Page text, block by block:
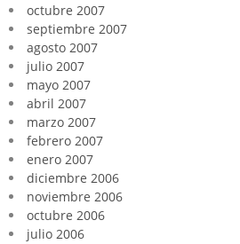
octubre 2007
septiembre 2007
agosto 2007
julio 2007
mayo 2007
abril 2007
marzo 2007
febrero 2007
enero 2007
diciembre 2006
noviembre 2006
octubre 2006
julio 2006